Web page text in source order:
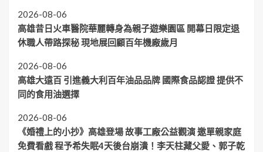
2026-08-06
高雄昔日火車醫院華麗轉身為親子遊樂園區 開幕日限定退
休職人帶路探秘 現地展回顧百年機廠歲月
2026-08-06
高雄大遠百 引進義大利百年油品品牌 國際食品認證 提供不
同的食用油選擇
2026-08-06
《婚禮上的小抄》高雄登場 故事工廠公益觀演 邀單親家庭
免費看戲 程予希失眠4天後台崩潰！李天柱藏父愛、郭子乾